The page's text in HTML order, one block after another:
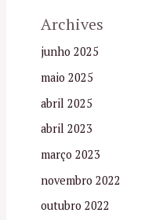
Archives
junho 2025
maio 2025
abril 2025
abril 2023
março 2023
novembro 2022
outubro 2022